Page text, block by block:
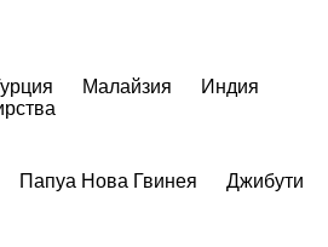
Малайзия
Индия
Папуа Нова Гвинея
Джибути